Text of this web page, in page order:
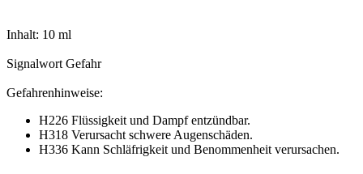
Inhalt: 10 ml
Signalwort Gefahr
Gefahrenhinweise:
H226 Flüssigkeit und Dampf entzündbar.
H318 Verursacht schwere Augenschäden.
H336 Kann Schläfrigkeit und Benommenheit verursachen.